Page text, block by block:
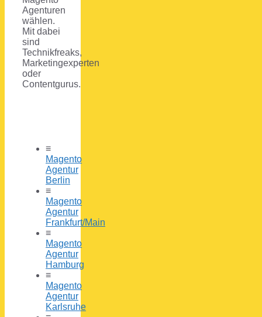
Agenturen
wählen.
Mit dabei
sind
Technikfreaks,
Marketingexperten
oder
Contentgurus.
≡
Magento
Agentur
Berlin
≡
Magento
Agentur
Frankfurt/Main
≡
Magento
Agentur
Hamburg
≡
Magento
Agentur
Karlsruhe